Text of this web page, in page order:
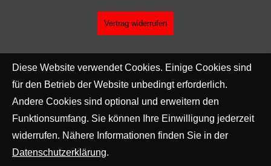
Vertrag widerrufen
Diese Website verwendet Cookies. Einige Cookies sind
für den Betrieb der Website unbedingt erforderlich.
Andere Cookies sind optional und erweitern den
Funktionsumfang. Sie können Ihre Einwilligung jederzeit
widerrufen. Nähere Informationen finden Sie in der
Datenschutzerklärung.